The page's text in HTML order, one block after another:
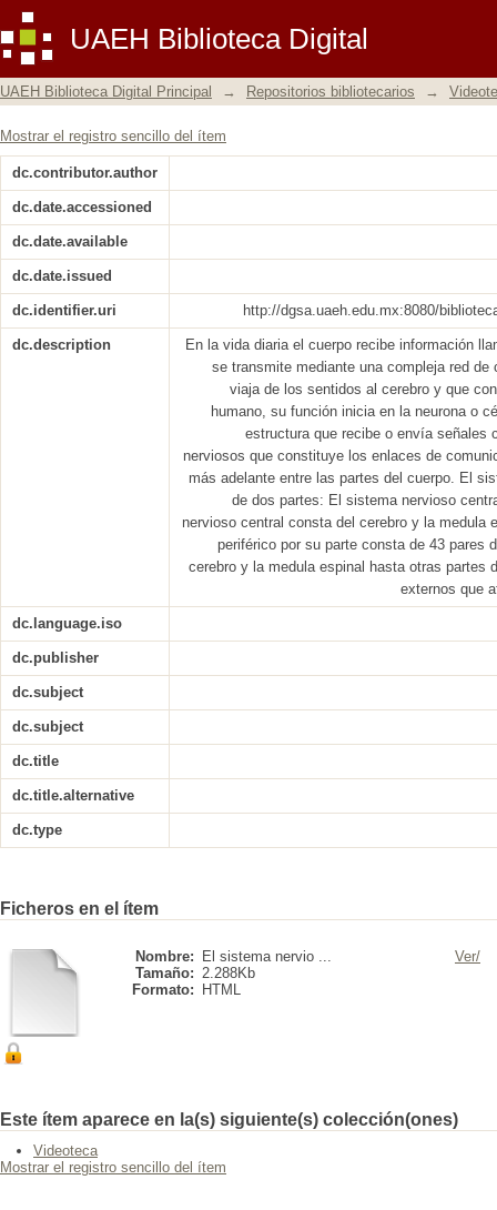
UAEH Biblioteca Digital
El sistema nervioso
UAEH Biblioteca Digital Principal → Repositorios bibliotecarios →
Mostrar el registro sencillo del ítem
dc.contributor.author
dc.date.accessioned
dc.date.available
dc.date.issued
dc.identifier.uri http://dgsa.uaeh.edu.mx:8080/
dc.description
En la vida diaria el cuerpo recibe información
se transmite mediante una compleja red de
viaja de los sentidos al cerebro y que
humano, su función inicia en la neurona o
estructura que recibe o envía señales
nerviosos que constituye los enlaces de
más adelante entre las partes del cuerpo. El
de dos partes: El sistema nervioso
nervioso central consta del cerebro y la medula
periférico por su parte consta de 43 pares
cerebro y la medula espinal hasta otras partes
externos que
dc.language.iso
dc.publisher
dc.subject
dc.subject
dc.title
dc.title.alternative
dc.type
Ficheros en el ítem
Nombre:
El sistema nervio ...
Tamaño: 2.288Kb
Formato:
HTML
Ver/
Este ítem aparece en la(s) siguiente(s) colección(ones)
Videoteca
Mostrar el registro sencillo del ítem